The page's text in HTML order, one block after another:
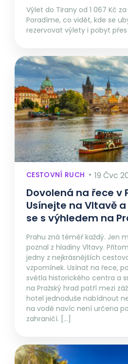
Výlet do Tirany od 1 067 Kč
Poradíme, co vidět, kde se
rezervovat výlety i pobyt přes
CESTOVNÍ RUCH 19 Čvc
Dovolená na řece v
Usínejte na Vltavě
se s výhledem na
Prahu zná téměř každý. Jen
poznal z hladiny Vltavy.
jedny z nejkrásnějších
vzpomínek. Usínat na řece,
světla historického centra a
na Pražský hrad patří mezi
hotel jednoduše nabídnout
na vodě navíc není určena
zahraničí. […]